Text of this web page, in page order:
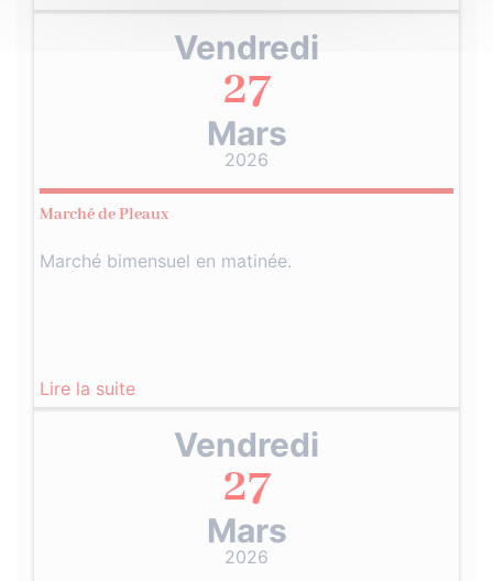
Vendredi
27
Mars
2026
Marché de Pleaux
Marché bimensuel en matinée.
Lire la suite
Vendredi
27
Mars
2026